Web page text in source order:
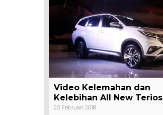
Video Kelemahan dan
Kelebihan All New Terios
20 Februari 2018